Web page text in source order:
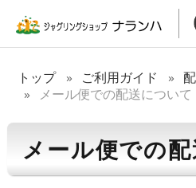
トップ ご利用ガイド
メール便での配送について
メール便での